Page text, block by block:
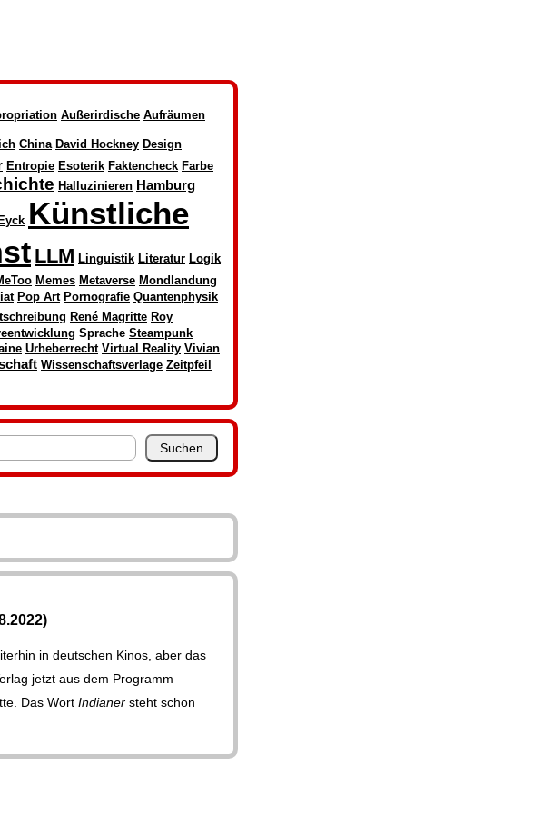
Außerirdische Aufräumen
China David Hockney Design
Entropie Esoterik Faktencheck Farbe
Halluzinieren Hamburg
Künstliche
LLM Linguistik Literatur Logik
Memes Metaverse Mondlandung
Pop Art Pornografie Quantenphysik
René Magritte Roy
Sprache Steampunk
Urheberrecht Virtual Reality Vivian
Wissenschaftsverlage Zeitpfeil
in deutschen Kinos, aber das
jetzt aus dem Programm
Das Wort Indianer steht schon